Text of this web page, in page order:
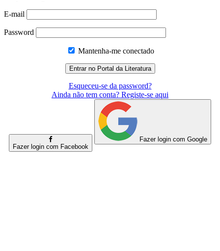
E-mail
Password
Mantenha-me conectado
Esqueceu-se da password?
Ainda não tem conta? Registe-se aqui
Fazer login com Facebook
Fazer login com Google